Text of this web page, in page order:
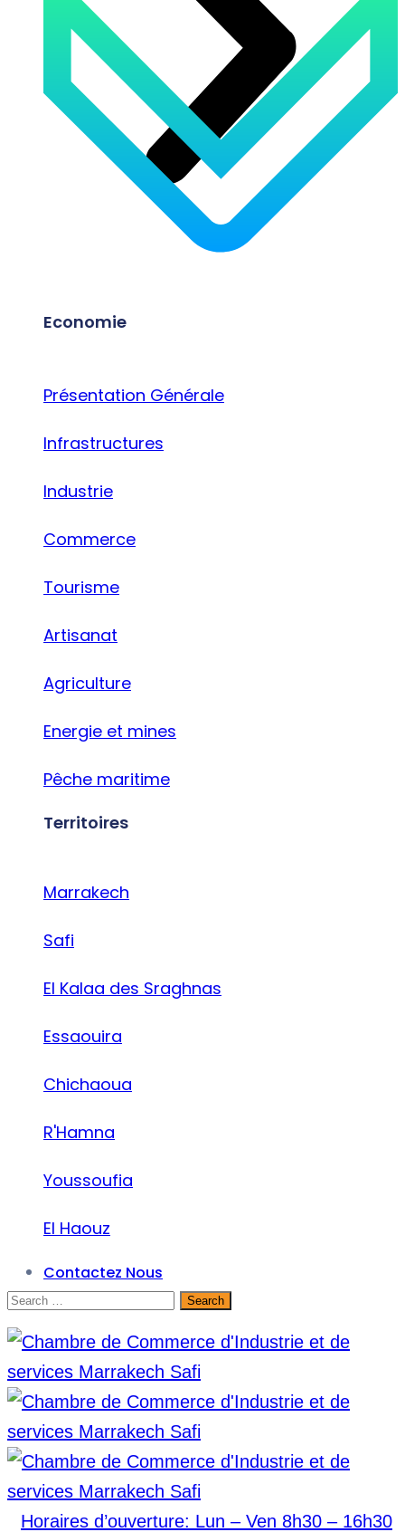
Economie
Présentation Générale
Infrastructures
Industrie
Commerce
Tourisme
Artisanat
Agriculture
Energie et mines
Pêche maritime
Territoires
Marrakech
Safi
El Kalaa des Sraghnas
Essaouira
Chichaoua
R'Hamna
Youssoufia
El Haouz
Contactez Nous
Horaires d’ouverture: Lun – Ven 8h30 – 16h30